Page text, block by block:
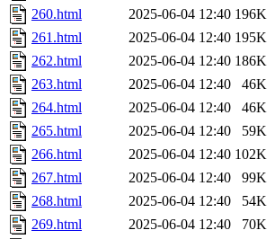
260.html
2025-06-04 12:40 196K
261.html
2025-06-04 12:40 195K
262.html
2025-06-04 12:40 186K
263.html
2025-06-04 12:40
46K
264.html
2025-06-04 12:40
46K
265.html
2025-06-04 12:40
59K
266.html
2025-06-04 12:40 102K
267.html
2025-06-04 12:40
99K
268.html
2025-06-04 12:40
54K
269.html
2025-06-04 12:40
70K